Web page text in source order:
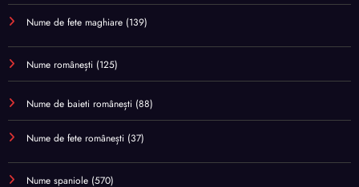
Nume de fete maghiare (139)
Nume românești (125)
Nume de baieti românești (88)
Nume de fete românești (37)
Nume spaniole (570)